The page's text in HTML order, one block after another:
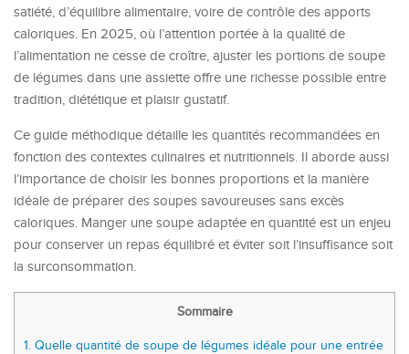
satiété, d’équilibre alimentaire, voire de contrôle des apports
caloriques. En 2025, où l’attention portée à la qualité de
l’alimentation ne cesse de croître, ajuster les portions de soupe
de légumes dans une assiette offre une richesse possible entre
tradition, diététique et plaisir gustatif.
Ce guide méthodique détaille les quantités recommandées en
fonction des contextes culinaires et nutritionnels. Il aborde aussi
l’importance de choisir les bonnes proportions et la manière
idéale de préparer des soupes savoureuses sans excès
caloriques. Manger une soupe adaptée en quantité est un enjeu
pour conserver un repas équilibré et éviter soit l’insuffisance soit
la surconsommation.
Sommaire
1. Quelle quantité de soupe de légumes idéale pour une entrée